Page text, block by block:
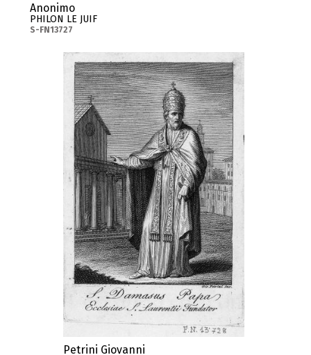
Anonimo
PHILON LE JUIF
S-FN13727
Petrini Giovanni